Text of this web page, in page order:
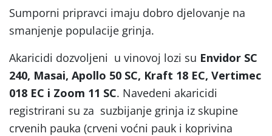
Sumporni pripravci imaju dobro djelovanje na
smanjenje populacije grinja.
Akaricidi dozvoljeni u vinovoj lozi su Envidor SC
240, Masai, Apollo 50 SC, Kraft 18 EC, Vertimec
018 EC i Zoom 11 SC. Navedeni akaricidi
registrirani su za suzbijanje grinja iz skupine
crvenih pauka (crveni voćni pauk i koprivina